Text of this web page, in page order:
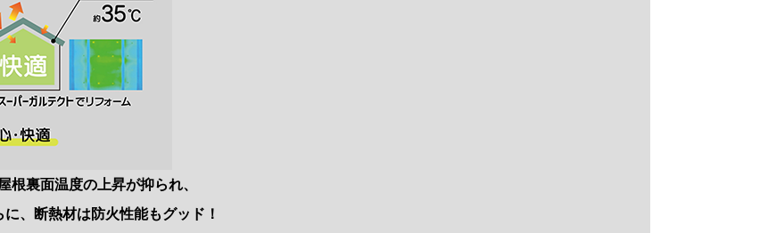
根裏⾯温度の上昇が抑られ、
、
断熱材は防⽕性能もグッド！